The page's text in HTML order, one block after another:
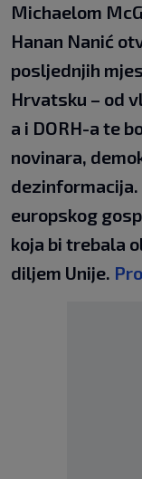
Michaelom
Hanan Nanić
posljednjih
Hrvatsku – od
a i DORH-a te
novinara,
dezinformacija.
europskog
koja bi trebala
diljem Unije.